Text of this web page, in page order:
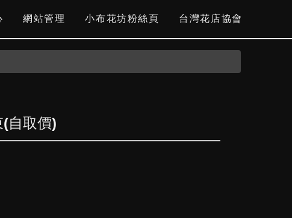
網站管理 小布花坊粉絲頁 台灣花店協會
自取價)